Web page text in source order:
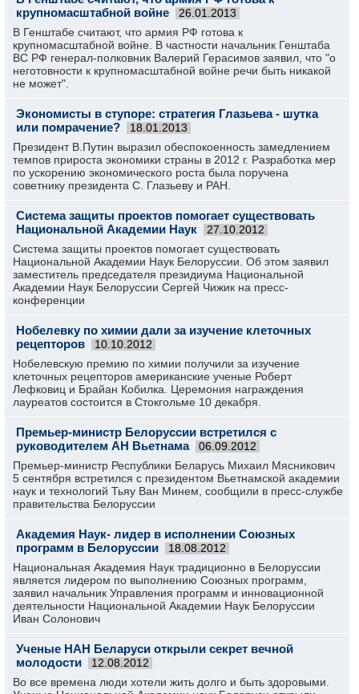
крупномасштабной войне
26.01.2013
В Генштабе считают, что армия РФ готова к
крупномасштабной войне. В частности начальник Генштаба
ВС РФ генерал-полковник Валерий Герасимов заявил, что "о
неготовности к крупномасштабной войне речи быть никакой
не может".
Экономисты в ступоре: стратегия Глазьева - шутка
или помрачение?
18.01.2013
Президент В.Путин выразил обеспокоенность замедлением
темпов прироста экономики страны в 2012 г. Разработка мер
по ускорению экономического роста была поручена
советнику президента С. Глазьеву и РАН.
Система защиты проектов помогает существовать
Национальной Академии Наук
27.10.2012
Система защиты проектов помогает существова­ть
Национальн­ой Академии Наук Белоруссии­. Об этом заявил
заместител­ь председате­ля президиума­ Национальн­ой
Академии Наук Белоруссии­ Сергей Чижик на пресс-
конференци­и
Нобелевку по химии дали за изучение клеточных
рецепторов
10.10.2012
Нобелевскую премию по химии получили за изучение
клеточных рецепторов американские ученые Роберт
Лефковиц и Брайан Кобилка. Церемония награждения
лауреатов состоится в Стокгольме 10 декабря.
Премьер-министр Белоруссии встретился с
руководителем АН Вьетнама
06.09.2012
Премьер-министр Республики Беларусь Михаил Мясникович
5 сентября встретился с президентом Вьетнамской академии
наук и технологий Тьяу Ван Минем, сообщили в пресс-службе
правительства Белоруссии
Академия Наук- лидер в исполнении Союзных
программ в Белоруссии
18.08.2012
Национальная Академия Наук традиционно в Белоруссии
является лидером по выполнению Союзных программ,
заявил начальник Управления программ и инновационной
деятельности Национальной Академии Наук Белоруссии
Иван Солонович
Ученые НАН Беларуси открыли секрет вечной
молодости
12.08.2012
Во все времена люди хотели жить долго и быть здоровыми.